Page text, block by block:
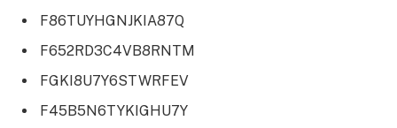
F86TUYHGNJKIA87Q
F652RD3C4VB8RNTM
FGKI8U7Y6STWRFEV
F45B5N6TYKIGHU7Y